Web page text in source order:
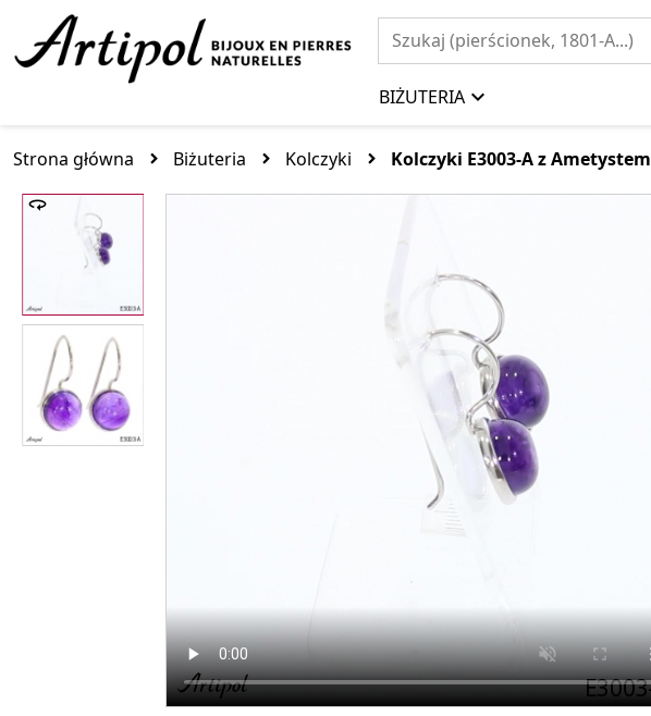
BIŻUTERIA
Strona główna Biżuteria Kolczyki Kolczyki E3003-A z Ametystem